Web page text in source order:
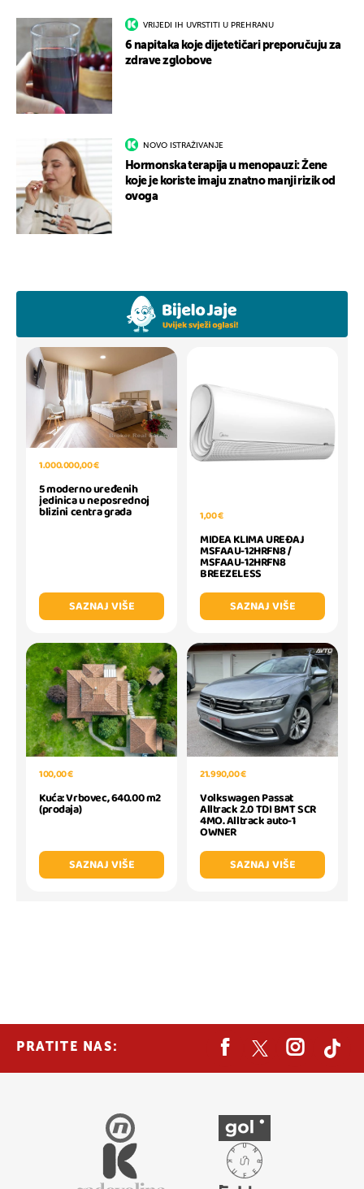
VRIJEDI IH UVRSTITI U PREHRANU
6 napitaka koje dijetetičari preporučuju za
zdrave zglobove
NOVO ISTRAŽIVANJE
Hormonska terapija u menopauzi: Žene
koje je koriste imaju znatno manji rizik od
ovoga
1.000.000,00 €
5 moderno uređenih
jedinica u neposrednoj
blizini centra grada
SAZNAJ VIŠE
1,00 €
MIDEA KLIMA UREĐAJ
MSFAAU-12HRFN8 /
MSFAAU-12HRFN8
BREEZELESS
SAZNAJ VIŠE
100,00 €
Kuća: Vrbovec, 640.00 m2
(prodaja)
SAZNAJ VIŠE
21.990,00 €
Volkswagen Passat
Alltrack 2.0 TDI BMT SCR
4MO. Alltrack auto-1
OWNER
SAZNAJ VIŠE
PRATITE NAS: